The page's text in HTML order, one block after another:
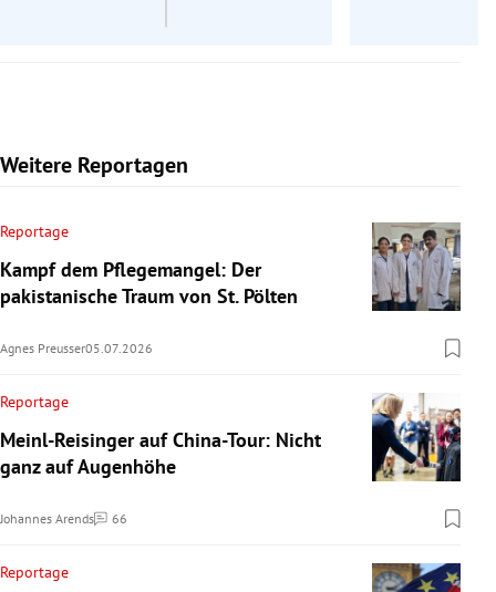
Weitere Reportagen
Reportage
Kampf dem Pflegemangel: Der
pakistanische Traum von St. Pölten
Agnes Preusser05.07.2026
Reportage
Meinl-Reisinger auf China-Tour: Nicht
ganz auf Augenhöhe
Johannes Arends 66
Kommentare
Reportage